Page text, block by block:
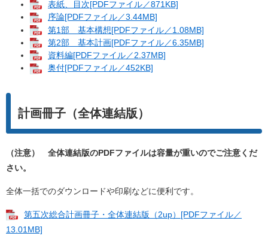
表紙、目次[PDFファイル／871KB]
序論[PDFファイル／3.44MB]
第1部 基本構想[PDFファイル／1.08MB]
第2部 基本計画[PDFファイル／6.35MB]
資料編[PDFファイル／2.37MB]
奥付[PDFファイル／452KB]
計画冊子（全体連結版）
（注意） 全体連結版のPDFファイルは容量が重いのでご注意くだ
さい。
全体一括でのダウンロードや印刷などに便利です。
第五次総合計画冊子・全体連結版（2up）[PDFファイル／
13.01MB]